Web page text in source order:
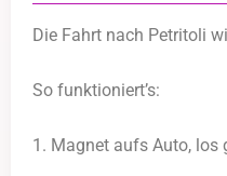
Die Fahrt nach Petritoli
So funktioniert’s:
1. Magnet aufs Auto, los